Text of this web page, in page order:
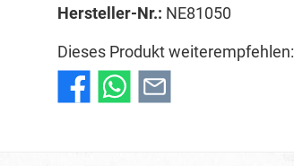
Hersteller-Nr.: NE81050
Dieses Produkt weiterempfehlen: